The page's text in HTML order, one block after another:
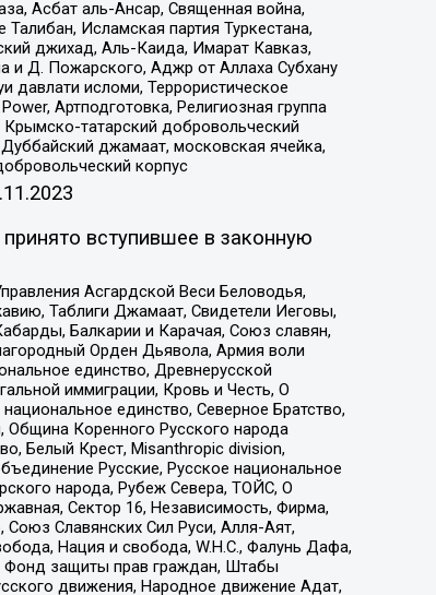
Асбат аль-Ансар, Священная война,
Исламская партия Туркестана,
джихад, Аль-Каида, Имарат Кавказ,
и Д. Пожарского, Аджр от Аллаха Субхану
исломи, Террористическое
Артподготовка, Религиозная группа
Крымско-татарский добровольческий
джамаат, московская ячейка,
корпус
вступившее в законную
Асгардской Веси Беловодья,
Таблиги Джамаат, Свидетели Иеговы,
Балкарии и Карачая, Союз славян,
Орден Дьявола, Армия воли
единство, Древнерусской
иммиграции, Кровь и Честь, О
единство, Северное Братство,
Община Коренного Русского народа
Белый Крест, Misanthropic division,
Русские, Русское национальное
народа, Рубеж Севера, ТОЙС, О
Сектор 16, Независимость, Фирма,
Славянских Сил Руси, Алля-Аят,
Нация и свобода, W.H.С., Фалунь Дафа,
Фонд защиты прав граждан, Штабы
движения, Народное движение Адат,